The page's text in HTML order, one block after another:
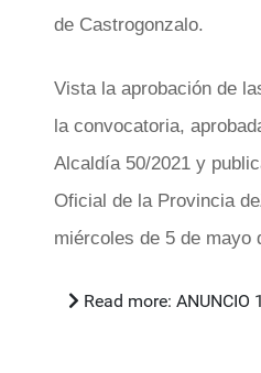
de Castrogonzalo.
Vista la aprobación de
la convocatoria,
Alcaldía 50/2021 y
Oficial de la Provincia de
miércoles de 5 de mayo
Read more: